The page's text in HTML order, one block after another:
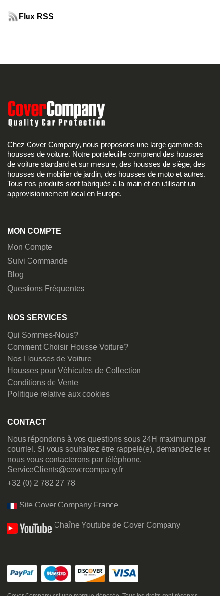
Flux RSS
Chez Cover Company, nous proposons une large gamme de
housses de voiture. Notre portefeuille comprend des housses
de voiture standard et sur mesure, des housses de siège, des
housses de mobilier de jardin, des housses de moto et autres.
Tous nos produits sont fabriqués à la main et en utilisant un
approvisionnement local en Europe.
MON COMPTE
Mon Compte
Suivi Commande
Blog
Questions Fréquentes
NOS SERVICES
Qui Sommes-Nous?
Comment Choisir Housse Voiture?
Nos Housses de Voiture
Housses pour Véhicules de Collection
Conditions de Vente
Politique relative aux cookies
CONTACT
Nous répondons à vos questions sous 24H maximum par
courriel. Si vous souhaitez être rappelé(e), demandez le et
nous vous contacterons par téléphone.
ServiceClients@covercompany.fr
+32 (0) 2 782 27 78
Site Cover Company France
Chaîne Youtube de Cover Company